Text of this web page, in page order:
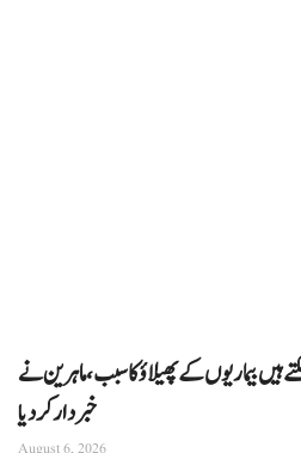
بیماریوں کے پھیلاؤ کا سبب، ماہرین نے
خبردار کر دیا